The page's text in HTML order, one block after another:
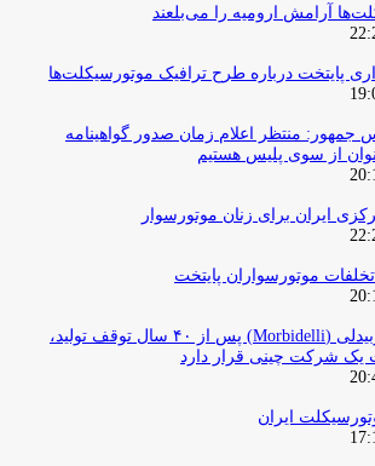
آرامش ارومیه را می‌بلعند
پایتخت درباره طرح ترافیک موتورسیکلت‌ها
جمهور: منتظر اعلام زمان صدور گواهینامه
از سوی پلیس هستیم
ایران برای زنان موتورسوار
موتورسواران پایتخت
برند قدیمی موربیدلی (Morbidelli) پس از ۴۰ سال توقف تولید،
یک شرکت چینی قرار دارد
ایران